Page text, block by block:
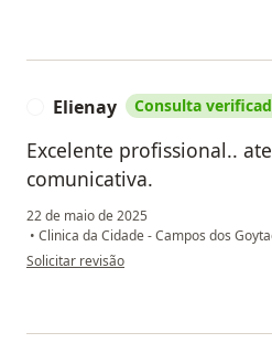
Elienay Consulta
Excelente profissional..
comunicativa.
22 de maio de 2025
• Clinica da Cidade - Campos dos
na opinião do utilizador Elienay
Solicitar revisão